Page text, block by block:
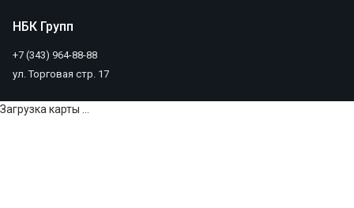
НБК Групп
+7 (343) 964-88-88
ул. Торговая стр. 17
Загрузка карты ...